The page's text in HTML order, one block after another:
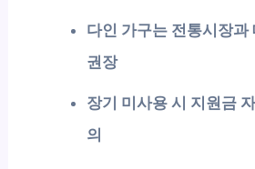
다인 가구는 전통시장과
권장
장기 미사용 시 지원금
의